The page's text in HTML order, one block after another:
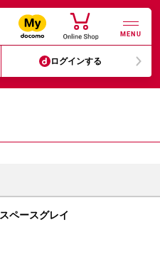
MENU
ログインする
ペースグレイ